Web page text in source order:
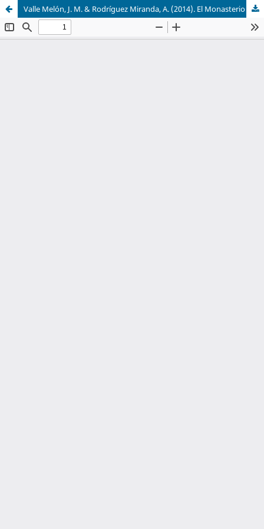
Valle Melón, J. M. & Rodríguez Miranda, A. (2014). El Monasterio de San Prudencio de Monte Laturce: Pasado, presente y ¿Futuro? ISBN: 978-84-9960-077-2. Logroño, España: Instituto de Estudios Riojanos.